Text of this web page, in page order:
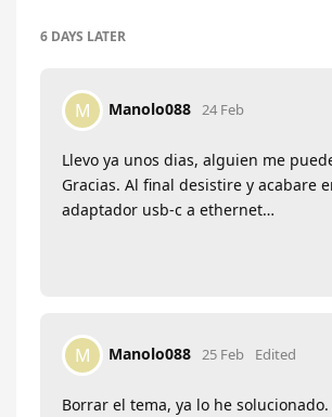
6 DAYS LATER
M Manolo088 24 Feb
Llevo ya unos dias, alguien me
Gracias. Al final desistire y acabare
adaptador usb-c a ethernet…
M Manolo088 25 Feb Edited
Borrar el tema, ya lo he solucionado.